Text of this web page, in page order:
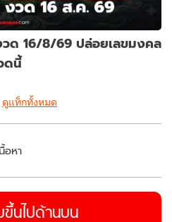
วด 16/8/69 ปล่อยเลขมงคล
ดนี้
ดูแท็กทั้งหมด
อหา
ขึ้นไปด้านบน